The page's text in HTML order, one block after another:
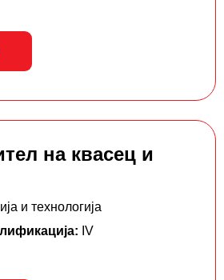
на квасец и
и технологија
IV